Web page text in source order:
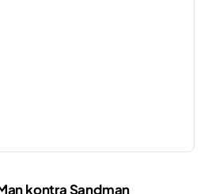
kontra Sandman